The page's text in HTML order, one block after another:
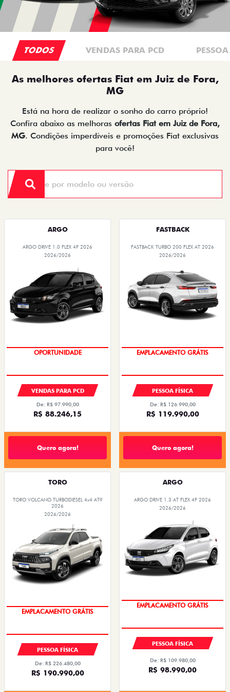
TODOS VENDAS PARA PCD
As melhores ofertas Fiat em Juiz de Fora,
MG
Está na hora de realizar o sonho do carro próprio!
Confira abaixo as melhoras ofertas Fiat em Juiz de Fora,
MG. Condições imperdíveis e promoções Fiat exclusivas
para você!
ARGO
ARGO DRIVE 1.0 FLEX 4P 2026
2026/2026
PREÇOS REDUZIDOS
VENDAS PARA PCD
De: R$ 97.990,00
R$ 88.246,15
Quero agora!
FASTBACK
FASTBACK TURBO 200 FLEX AT 2026
2026/2026
OPORTUNIDADE
PESSOA FÍSICA
De: R$ 126.990,00
R$ 119.990,00
Quero agora!
TORO
TORO VOLCANO TURBODIESEL 4x4 AT9
2026
2026/2026
OPORTUNIDADE
PESSOA FÍSICA
De: R$ 226.480,00
R$ 190.990,00
ARGO
ARGO DRIVE 1.3 AT FLEX 4P 2026
2026/2026
OPORTUNIDADE
PESSOA FÍSICA
De: R$ 109.980,00
R$ 98.990,00